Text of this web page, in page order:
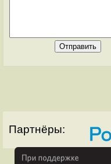
Партнёры: